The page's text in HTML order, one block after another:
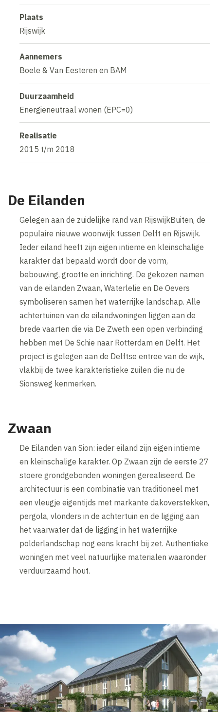
Plaats
Rijswijk
Aannemers
Boele & Van Eesteren en BAM
Duurzaamheid
Energieneutraal wonen (EPC=0)
Realisatie
2015 t/m 2018
De Eilanden
Gelegen aan de zuidelijke rand van RijswijkBuiten, de
populaire nieuwe woonwijk tussen Delft en Rijswijk.
Ieder eiland heeft zijn eigen intieme en kleinschalige
karakter dat bepaald wordt door de vorm,
bebouwing, grootte en inrichting. De gekozen namen
van de eilanden Zwaan, Waterlelie en De Oevers
symboliseren samen het waterrijke landschap. Alle
achtertuinen van de eilandwoningen liggen aan de
brede vaarten die via De Zweth een open verbinding
hebben met De Schie naar Rotterdam en Delft. Het
project is gelegen aan de Delftse entree van de wijk,
vlakbij de twee karakteristieke zuilen die nu de
Sionsweg kenmerken.
Zwaan
De Eilanden van Sion: ieder eiland zijn eigen intieme
en kleinschalige karakter. Op Zwaan zijn de eerste 27
stoere grondgebonden woningen gerealiseerd. De
architectuur is een combinatie van traditioneel met
een vleugje eigentijds met markante dakoverstekken,
pergola, vlonders in de achtertuin en de ligging aan
het vaarwater dat de ligging in het waterrijke
polderlandschap nog eens kracht bij zet. Authentieke
woningen met veel natuurlijke materialen waaronder
verduurzaamd hout.